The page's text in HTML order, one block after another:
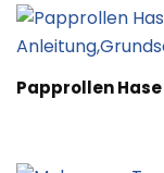
Papprollen Hase